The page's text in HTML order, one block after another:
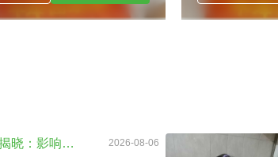
越秀区家政中心住家报价揭晓：影响因素及如何选择最佳服务 2026-08-06